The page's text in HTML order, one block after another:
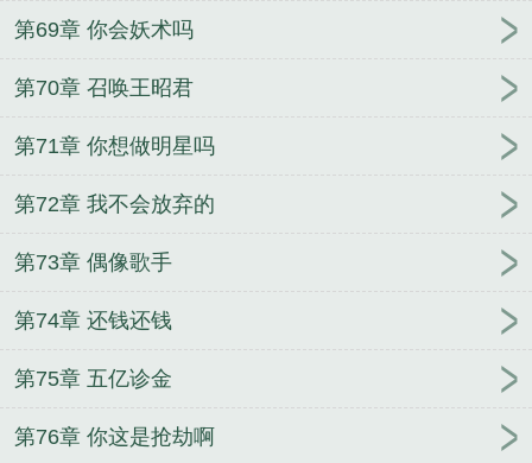
第69章 你会妖术吗
第70章 召唤王昭君
第71章 你想做明星吗
第72章 我不会放弃的
第73章 偶像歌手
第74章 还钱还钱
第75章 五亿诊金
第76章 你这是抢劫啊